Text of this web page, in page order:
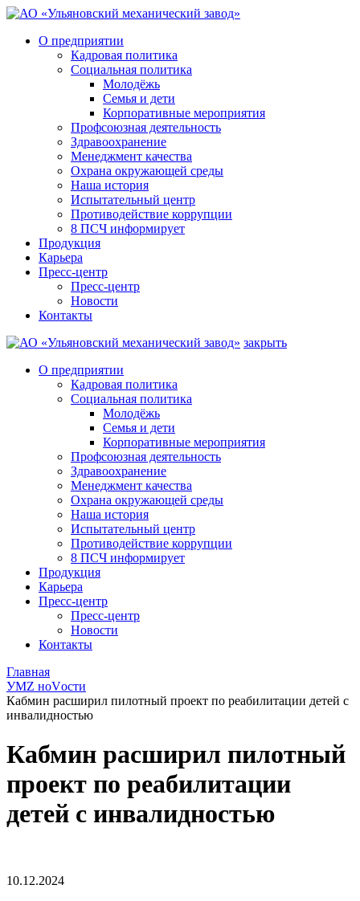
О предприятии
Кадровая политика
Социальная политика
Молодёжь
Семья и дети
Корпоративные мероприятия
Профсоюзная деятельность
Здравоохранение
Менеджмент качества
Охрана окружающей среды
Наша история
Испытательный центр
Противодействие коррупции
8 ПСЧ информирует
Продукция
Карьера
Пресс-центр
Пресс-центр
Новости
Контакты
закрыть
О предприятии
Кадровая политика
Социальная политика
Молодёжь
Семья и дети
Корпоративные мероприятия
Профсоюзная деятельность
Здравоохранение
Менеджмент качества
Охрана окружающей среды
Наша история
Испытательный центр
Противодействие коррупции
8 ПСЧ информирует
Продукция
Карьера
Пресс-центр
Пресс-центр
Новости
Контакты
Главная
УМZ ноVости
Кабмин расширил пилотный проект по реабилитации детей с
инвалидностью
Кабмин расширил пилотный
проект по реабилитации
детей с инвалидностью
10.12.2024